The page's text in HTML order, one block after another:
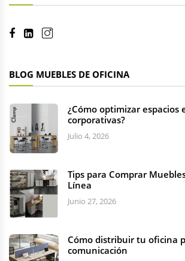
BLOG MUEBLES DE OFICINA
¿Cómo optimizar espacios
corporativas?
Julio 4, 2026
Tips para Comprar
Línea
Junio 27, 2026
Cómo distribuir tu oficina
comunicación